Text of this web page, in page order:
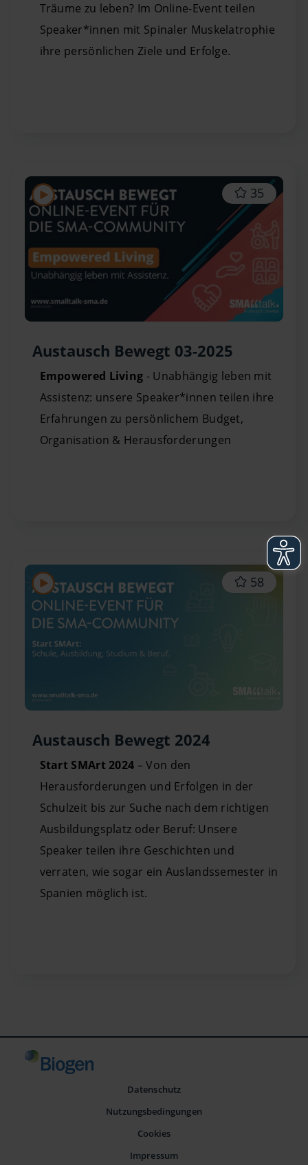
Träume zu leben? Im Online-Event teilen
Speaker*innen mit Spinaler Muskelatrophie
ihre persönlichen Ziele und Erfolge.
35
Austausch Bewegt 03-2025
Empowered Living - Unabhängig leben mit
Assistenz: unsere Speaker*innen teilen ihre
Erfahrungen zu persönlichem Budget,
Organisation & Herausforderungen
58
Austausch Bewegt 2024
Start SMArt 2024 – Von den
Herausforderungen und Erfolgen in der
Schulzeit bis zur Suche nach dem richtigen
Ausbildungsplatz oder Beruf: Unsere
Speaker teilen ihre Geschichten und
verraten, wie sogar ein Auslandssemester in
Spanien möglich ist.
Datenschutz
Nutzungsbedingungen
Cookies
Impressum